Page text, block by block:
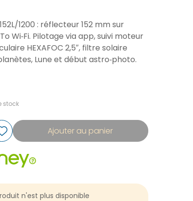
1200 : réflecteur 152 mm sur
Wi‑Fi. Pilotage via app, suivi moteur
HEXAFOC 2,5″, filtre solaire
Lune et début astro‑photo.
stock
Ajouter au panier
n'est plus disponible